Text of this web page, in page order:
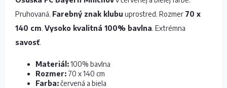
Pruhovaná. Farebný znak klubu uprostred. Rozmer 70 x
140 cm. Vysoko kvalitná 100% bavlna. Extrémna
savosť.
Materiál:100% bavlna
Rozmer: 70 x 140 cm
Farba:červená a biela